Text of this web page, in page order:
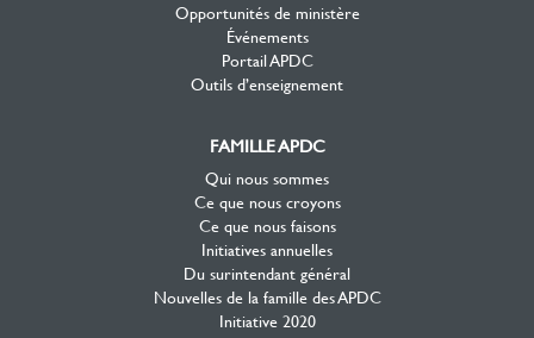
Opportunités de ministère
Événements
Portail APDC
Outils d’enseignement
FAMILLE APDC
Qui nous sommes
Ce que nous croyons
Ce que nous faisons
Initiatives annuelles
Du surintendant général
Nouvelles de la famille des APDC
Initiative 2020